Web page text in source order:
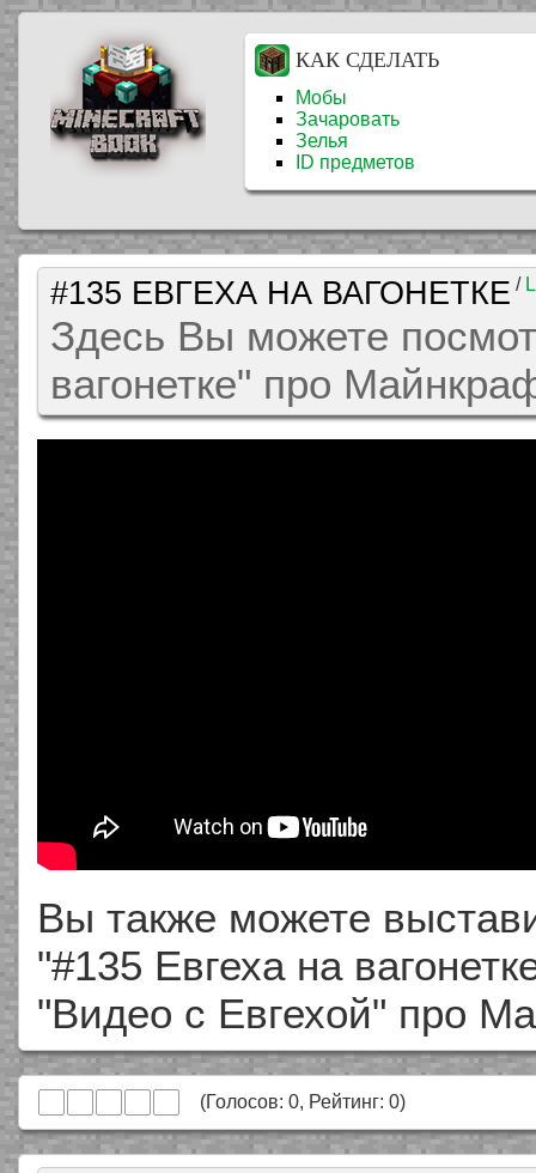
КАК СДЕЛАТЬ
Мобы
Зачаровать
Зелья
ID предметов
#135 ЕВГЕХА НА ВАГОНЕТКЕ /
Здесь Вы можете
вагонетке" про
Вы также можете
"#135 Евгеха на
"Видео с Евгехой" про
(Голосов: 0, Рейтинг: 0)